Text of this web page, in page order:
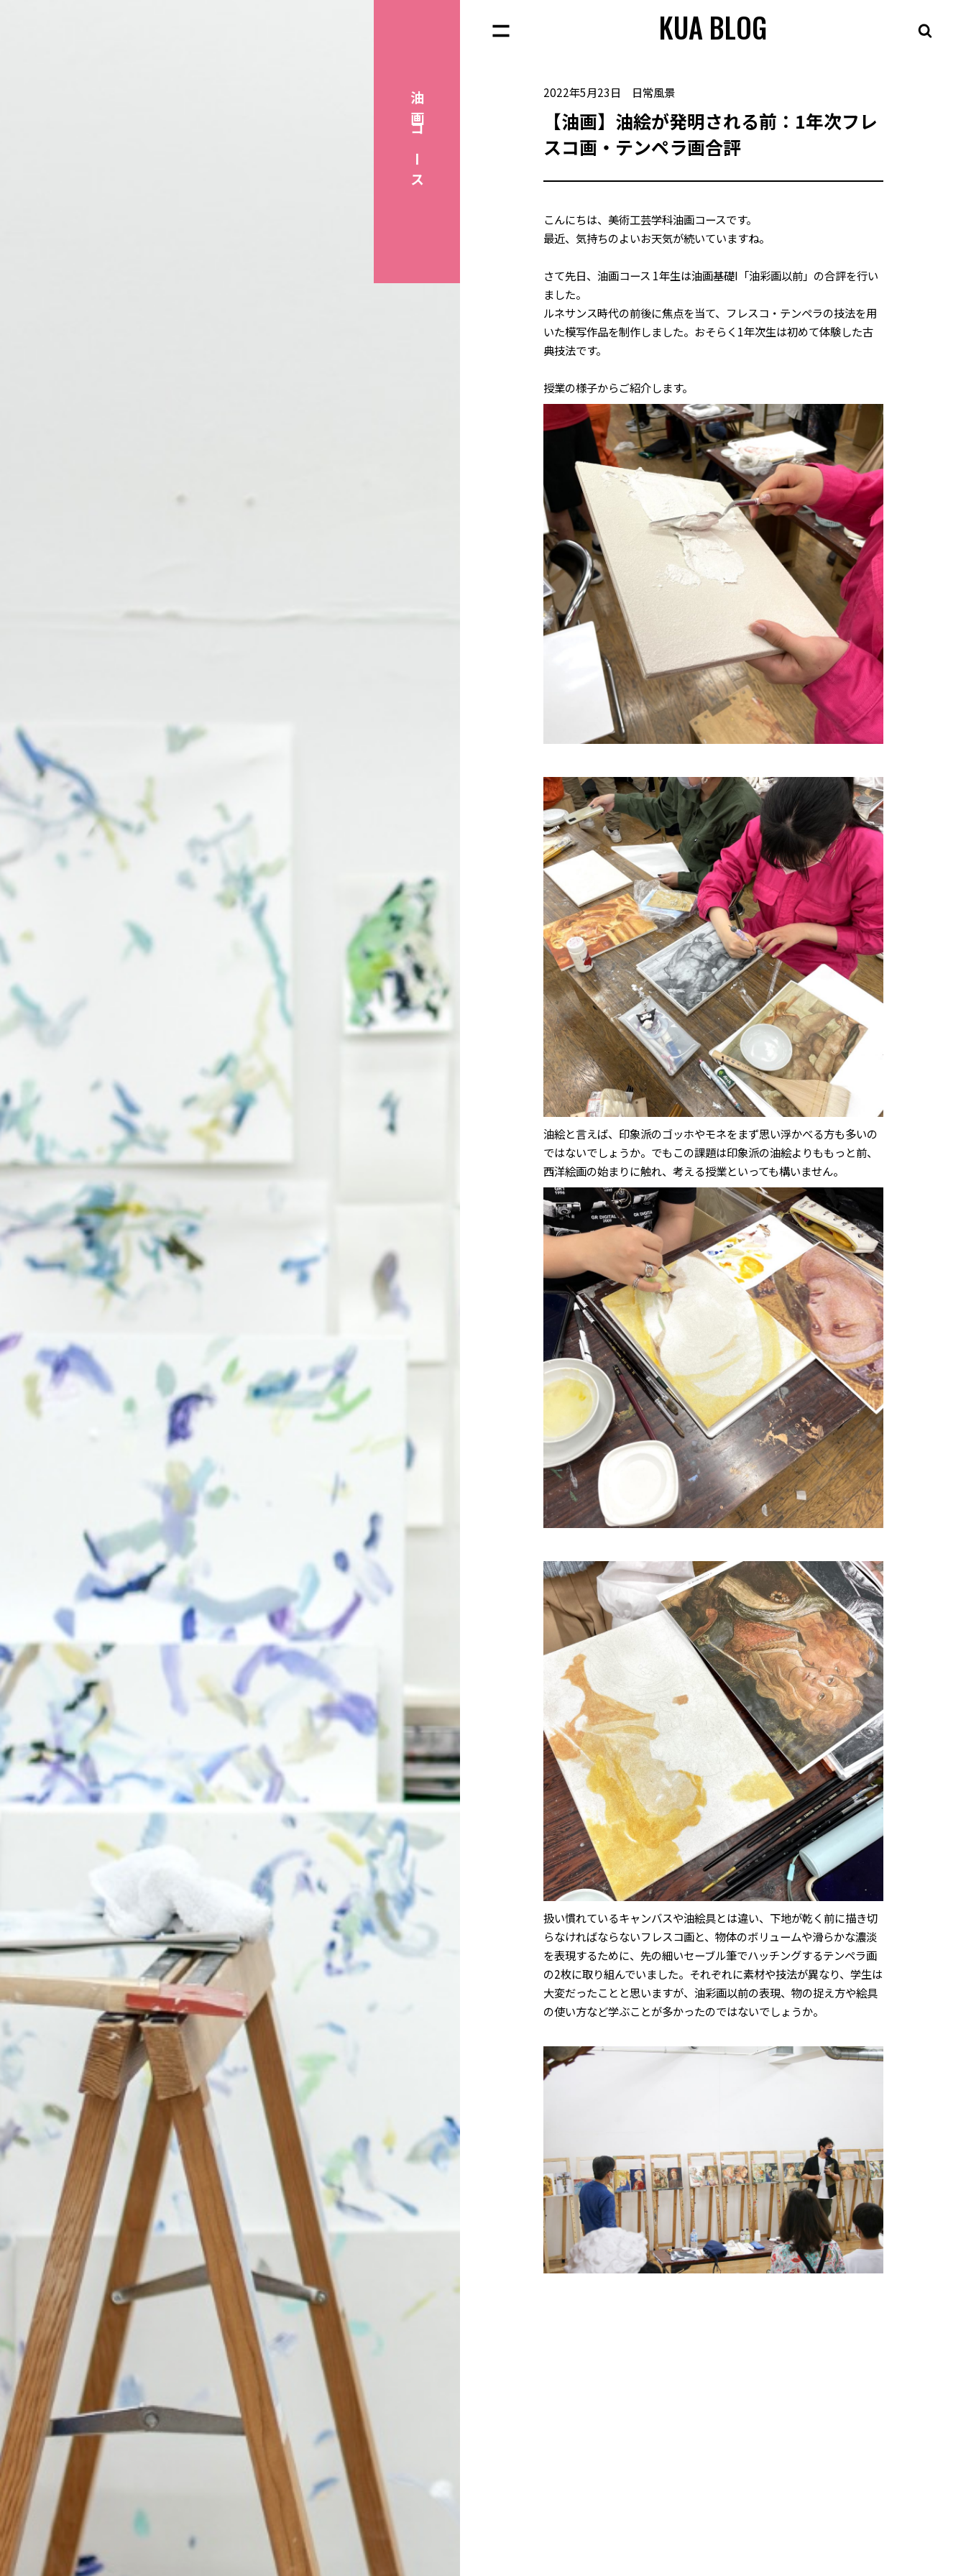
KUA BLOG
油画
コース
2022年5月23日 日常風景
【油画】油絵が発明される前：1年次フレ
スコ画・テンペラ画合評
こんにちは、美術工芸学科油画コースです。
最近、気持ちのよいお天気が続いていますね。
さて先日、油画コース 1年生は油画基礎I「油彩画以前」の合評を行い
ました。
ルネサンス時代の前後に焦点を当て、フレスコ・テンペラの技法を用
いた模写作品を制作しました。おそらく1年次生は初めて体験した古
典技法です。
授業の様子からご紹介します。
油絵と言えば、印象派のゴッホやモネをまず思い浮かべる方も多いの
ではないでしょうか。でもこの課題は印象派の油絵よりももっと前、
西洋絵画の始まりに触れ、考える授業といっても構いません。
扱い慣れているキャンバスや油絵具とは違い、下地が乾く前に描き切
らなければならないフレスコ画と、物体のボリュームや滑らかな濃淡
を表現するために、先の細いセーブル筆でハッチングするテンペラ画
の2枚に取り組んでいました。それぞれに素材や技法が異なり、学生は
大変だったことと思いますが、油彩画以前の表現、物の捉え方や絵具
の使い方など学ぶことが多かったのではないでしょうか。